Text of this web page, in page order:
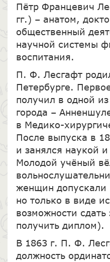
Пётр Францевич
гг.) – анатом,
общественный
научной системы
воспитания.
П. Ф. Лесгафт
Петербурге.
получил в одной
города –
в Медико-
После выпуска в
и занялся наукой
Молодой учёный
женщин
но только в виде
возможности
получить диплом).
В 1863 г. П. Ф.
должность